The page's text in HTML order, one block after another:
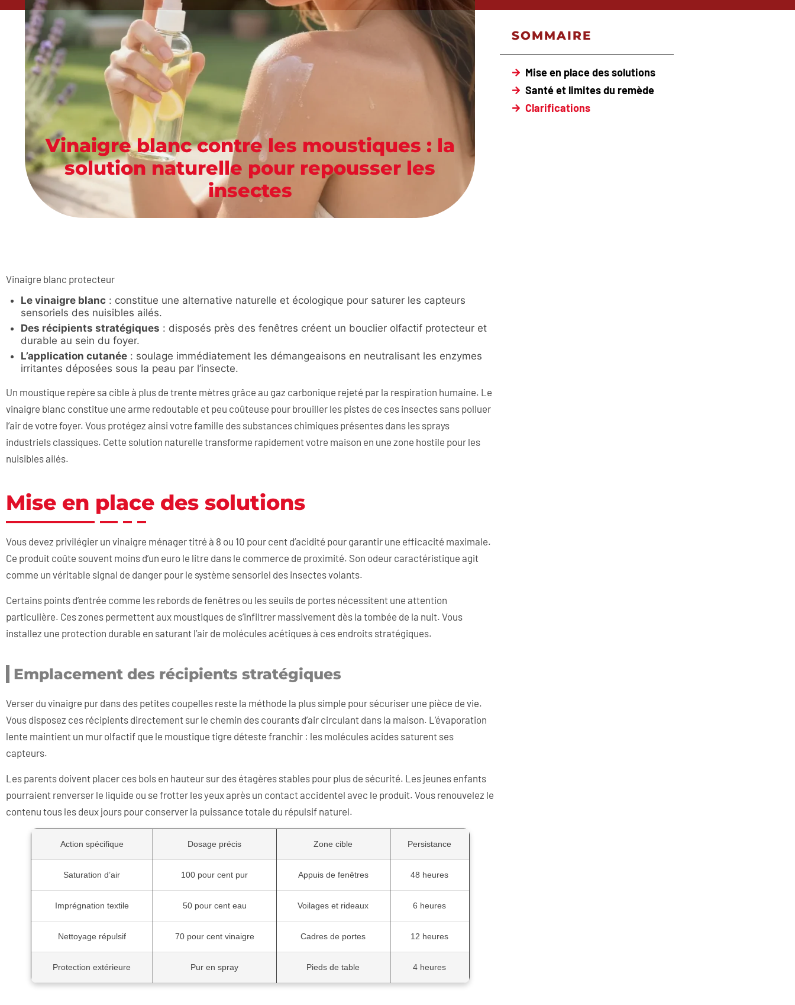
Vinaigre blanc contre les moustiques : la
solution naturelle pour repousser les
insectes
Vinaigre blanc protecteur
Le vinaigre blanc : constitue une alternative naturelle et écologique pour saturer les capteurs
sensoriels des nuisibles ailés.
Des récipients stratégiques : disposés près des fenêtres créent un bouclier olfactif protecteur et
durable au sein du foyer.
L’application cutanée : soulage immédiatement les démangeaisons en neutralisant les enzymes
irritantes déposées sous la peau par l’insecte.
Un moustique repère sa cible à plus de trente mètres grâce au gaz carbonique rejeté par la respiration humaine. Le
vinaigre blanc constitue une arme redoutable et peu coûteuse pour brouiller les pistes de ces insectes sans polluer
l’air de votre foyer. Vous protégez ainsi votre famille des substances chimiques présentes dans les sprays
industriels classiques. Cette solution naturelle transforme rapidement votre maison en une zone hostile pour les
nuisibles ailés.
Mise en place des solutions
Vous devez privilégier un vinaigre ménager titré à 8 ou 10 pour cent d’acidité pour garantir une efficacité maximale.
Ce produit coûte souvent moins d’un euro le litre dans le commerce de proximité. Son odeur caractéristique agit
comme un véritable signal de danger pour le système sensoriel des insectes volants.
Certains points d’entrée comme les rebords de fenêtres ou les seuils de portes nécessitent une attention
particulière. Ces zones permettent aux moustiques de s’infiltrer massivement dès la tombée de la nuit. Vous
installez une protection durable en saturant l’air de molécules acétiques à ces endroits stratégiques.
Emplacement des récipients stratégiques
Verser du vinaigre pur dans des petites coupelles reste la méthode la plus simple pour sécuriser une pièce de vie.
Vous disposez ces récipients directement sur le chemin des courants d’air circulant dans la maison. L’évaporation
lente maintient un mur olfactif que le moustique tigre déteste franchir : les molécules acides saturent ses
capteurs.
Les parents doivent placer ces bols en hauteur sur des étagères stables pour plus de sécurité. Les jeunes enfants
pourraient renverser le liquide ou se frotter les yeux après un contact accidentel avec le produit. Vous renouvelez le
contenu tous les deux jours pour conserver la puissance totale du répulsif naturel.
Action spécifique Dosage précis Zone cible Persistance
Saturation d’air 100 pour cent pur Appuis de fenêtres 48 heures
Imprégnation textile 50 pour cent eau Voilages et rideaux 6 heures
Nettoyage répulsif 70 pour cent vinaigre Cadres de portes 12 heures
Protection extérieure Pur en spray Pieds de table 4 heures
SOMMAIRE
Mise en place des solutions
Santé et limites du remède
Clarifications